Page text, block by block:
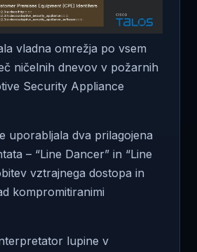
vladna omrežja po vsem
ničelnih dnevov v požarnih
Security Appliance
uporabljala dva prilagojena
– “Line Dancer” in “Line
vztrajnega dostopa in
kompromitiranimi
lupine v